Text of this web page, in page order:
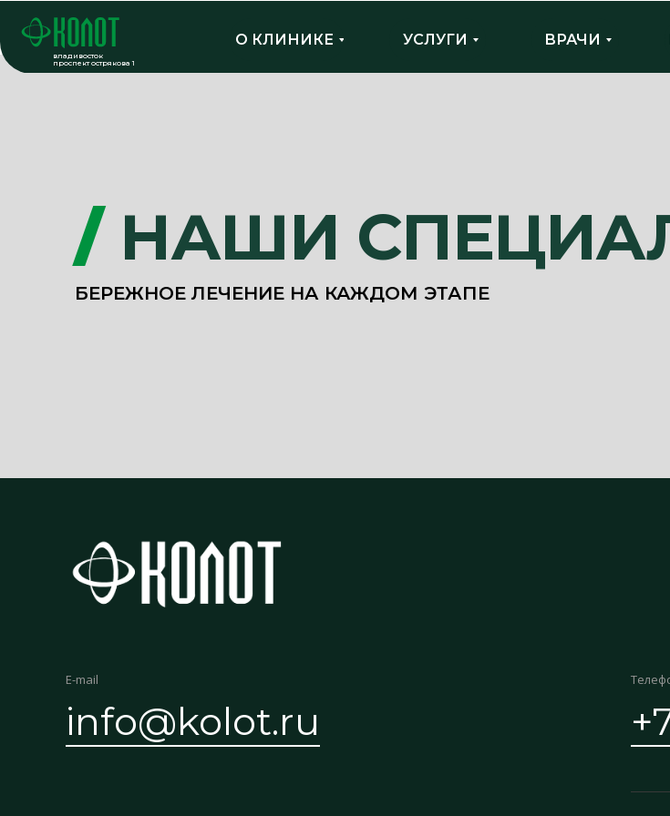
ВРАЧИ
УСЛУГИ
О КЛИНИКЕ
владивосток
проспект острякова 1
/ НАШИ
БЕРЕЖНОЕ ЛЕЧЕНИЕ НА КАЖДОМ ЭТАПЕ
info@kolot.ru
E-mail